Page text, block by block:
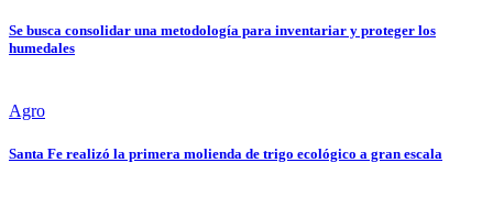
Se busca consolidar una metodología para inventariar y proteger los
humedales
Agro
Santa Fe realizó la primera molienda de trigo ecológico a gran escala